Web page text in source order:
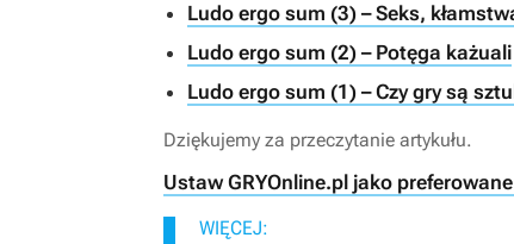
Ludo ergo sum (3) – Seks,
Ludo ergo sum (2) – Potęga każuali
Ludo ergo sum (1) – Czy gry są
Dziękujemy za przeczytanie artykułu.
Ustaw GRYOnline.pl jako
WIĘCEJ: